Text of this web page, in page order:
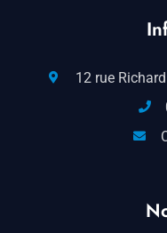
12 rue